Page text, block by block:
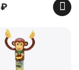
₽